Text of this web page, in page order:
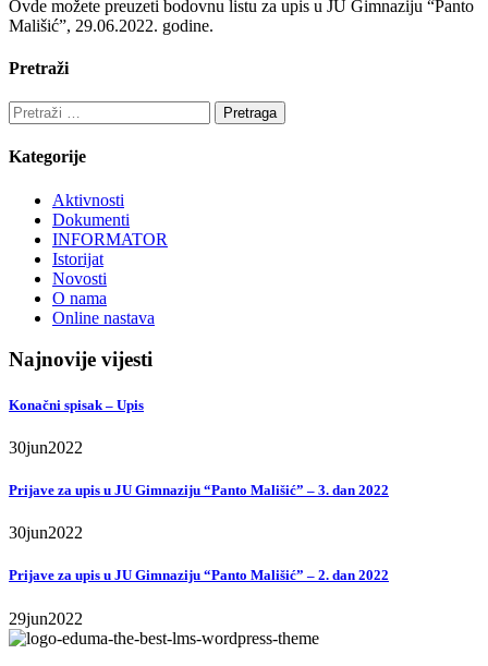
Ovde možete preuzeti bodovnu listu za upis u JU Gimnaziju “Panto
Mališić”, 29.06.2022. godine.
Pretraži
Pretraga:
Kategorije
Aktivnosti
Dokumenti
INFORMATOR
Istorijat
Novosti
O nama
Online nastava
Najnovije vijesti
Konačni spisak – Upis
30jun2022
Prijave za upis u JU Gimnaziju “Panto Mališić” – 3. dan 2022
30jun2022
Prijave za upis u JU Gimnaziju “Panto Mališić” – 2. dan 2022
29jun2022